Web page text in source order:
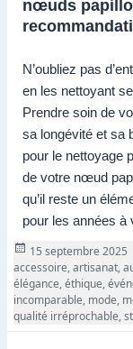
nœuds
N’oubliez pas
en les nettoyant
Prendre soin de
sa longévité et sa
pour le nettoyage
de votre nœud
qu’il reste un
pour les années à
Publié
le
15 septembre 2025
accessoire,artisanat,
élégance,éthique,
incomparable, mode,
qualité irréprochable,